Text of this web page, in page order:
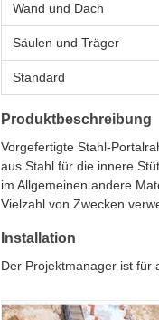
Wand und Dach
Säulen und Träger
Standard
Produktbeschreibung
Vorgefertigte Stahl-
aus Stahl für die innere
im Allgemeinen andere
Vielzahl von Zwecken
Installation
Der Projektmanager ist für